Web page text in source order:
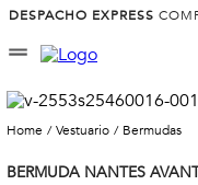
DESPACHO EXPRESS
vestuario bermudas
BERMUDA NANTES